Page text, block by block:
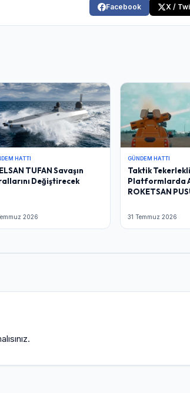
Facebook X /
HATTI
TUFAN Savaşın
Değiştirecek
2026
GÜNDEM HATTI
Taktik Tekerlekli
Platformlarda
ROKETSAN
31 Temmuz 2026
.